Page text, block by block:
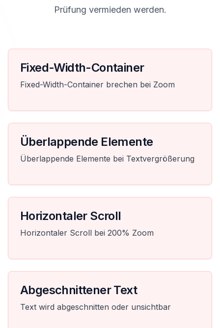
Prüfung vermieden werden.
Fixed-Width-Container
Fixed-Width-Container brechen bei Zoom
Überlappende Elemente
Überlappende Elemente bei Textvergrößerung
Horizontaler Scroll
Horizontaler Scroll bei 200% Zoom
Abgeschnittener Text
Text wird abgeschnitten oder unsichtbar